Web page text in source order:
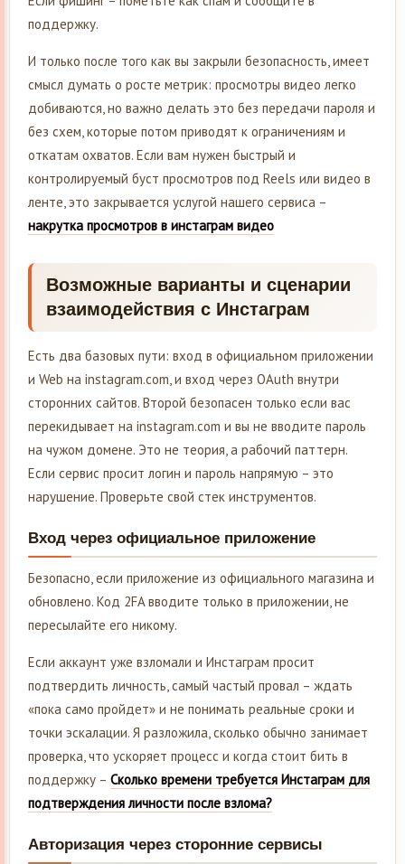
поддержку.
И только после того как вы закрыли безопасность, имеет
смысл думать о росте метрик: просмотры видео легко
добиваются, но важно делать это без передачи пароля и
без схем, которые потом приводят к ограничениям и
откатам охватов. Если вам нужен быстрый и
контролируемый буст просмотров под Reels или видео в
ленте, это закрывается услугой нашего сервиса –
накрутка просмотров в инстаграм видео
Возможные варианты и сценарии
взаимодействия с Инстаграм
Есть два базовых пути: вход в официальном приложении
и Web на instagram.com, и вход через OAuth внутри
сторонних сайтов. Второй безопасен только если вас
перекидывает на instagram.com и вы не вводите пароль
на чужом домене. Это не теория, а рабочий паттерн.
Если сервис просит логин и пароль напрямую – это
нарушение. Проверьте свой стек инструментов.
Вход через официальное приложение
Безопасно, если приложение из официального магазина и
обновлено. Код 2FA вводите только в приложении, не
пересылайте его никому.
Если аккаунт уже взломали и Инстаграм просит
подтвердить личность, самый частый провал – ждать
«пока само пройдет» и не понимать реальные сроки и
точки эскалации. Я разложила, сколько обычно занимает
проверка, что ускоряет процесс и когда стоит бить в
поддержку – Сколько времени требуется Инстаграм для
подтверждения личности после взлома?
Авторизация через сторонние сервисы